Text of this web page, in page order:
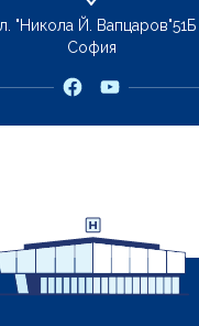
"Никола Й. Вапцаров"51Б ,
София